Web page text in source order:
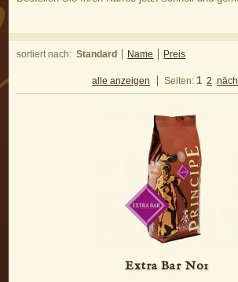
sortiert nach: Standard Name Preis
alle anzeigen Seiten: 1 2
Extra Bar No1